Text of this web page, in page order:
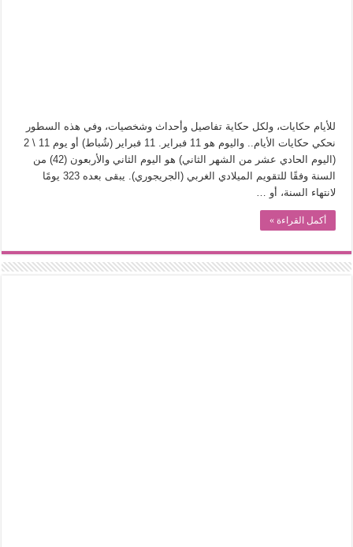
“الرحالة العرب واكتشاف أوروبا”.. قراءة جديدة لبدايات “الاستغراب”
عوالم منصورة عز الدين.. حين يصبح الزمن بطل الرواية
الطعام في الحضارة الإسلامية.. تاريخ يُقرأ بالنكهات
للأيام حكايات، ولكل حكاية تفاصيل وأحداث وشخصيات، وفي هذه السطور
نحكي حكايات الأيام.. واليوم هو 11 فبراير. 11 فبراير (شُباط) أو يوم 11 \ 2
(اليوم الحادي عشر من الشهر الثاني) هو اليوم الثاني والأربعون (42) من
السنة وفقًا للتقويم الميلادي الغربي (الجريجوري). يبقى بعده 323 يومًا
لانتهاء السنة، أو …
أكمل القراءة »